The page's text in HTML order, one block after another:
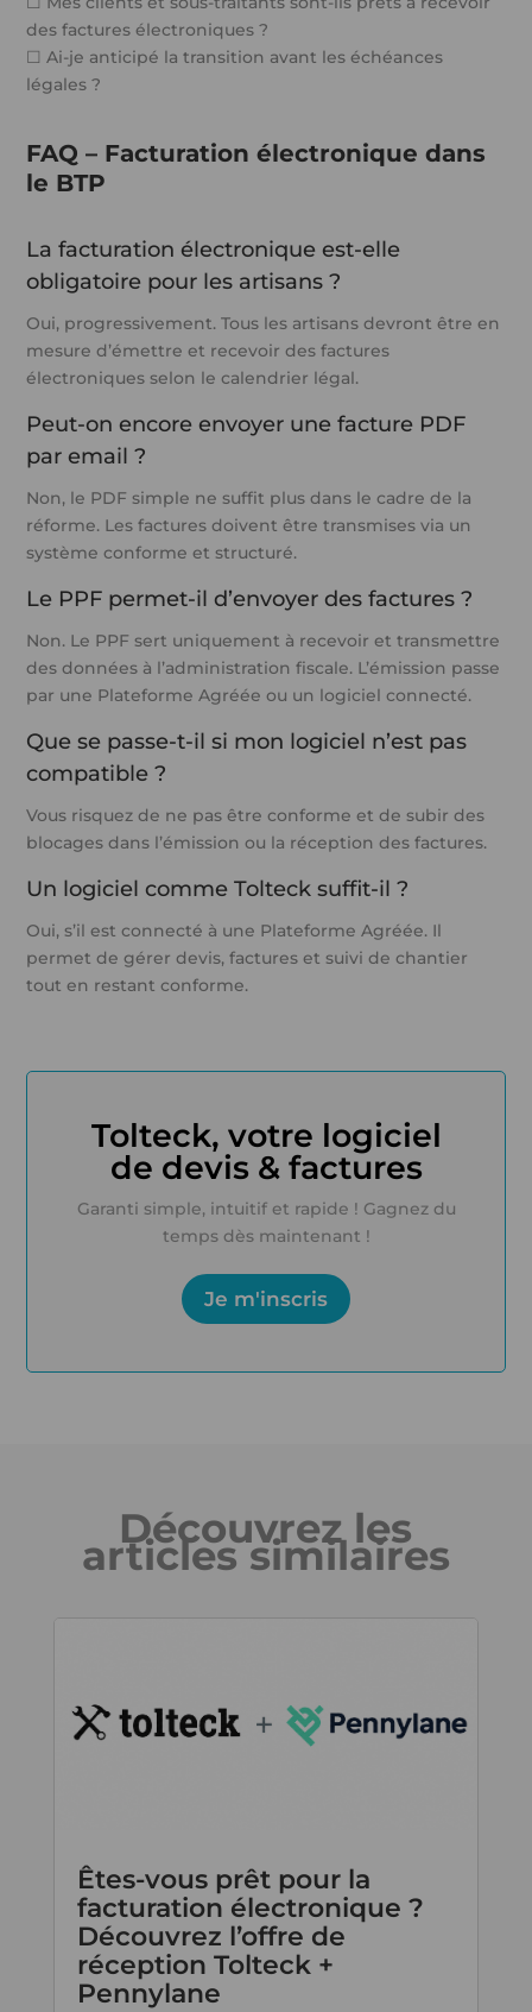
des factures électroniques ?
☐ Ai-je anticipé la transition avant les échéances
légales ?
FAQ – Facturation électronique dans
le BTP
La facturation électronique est-elle
obligatoire pour les artisans ?
Oui, progressivement. Tous les artisans devront être en
mesure d’émettre et recevoir des factures
électroniques selon le calendrier légal.
Peut-on encore envoyer une facture PDF
par email ?
Non, le PDF simple ne suffit plus dans le cadre de la
réforme. Les factures doivent être transmises via un
système conforme et structuré.
Le PPF permet-il d’envoyer des factures ?
Non. Le PPF sert uniquement à recevoir et transmettre
des données à l’administration fiscale. L’émission passe
par une Plateforme Agréée ou un logiciel connecté.
Que se passe-t-il si mon logiciel n’est pas
compatible ?
Vous risquez de ne pas être conforme et de subir des
blocages dans l’émission ou la réception des factures.
Un logiciel commeTolteck suffit-il ?
Oui, s’il est connecté à une Plateforme Agréée. Il
permet de gérer devis, factures et suivi de chantier
tout en restant conforme.
Tolteck, votre logiciel
de devis & factures
Garanti simple, intuitif et rapide ! Gagnez du
temps dès maintenant !
Je m'inscris
Découvrez les
articles similaires
Êtes-vous prêt pour la
facturation électronique ?
Découvrez l’offre de
réception Tolteck +
Pennylane